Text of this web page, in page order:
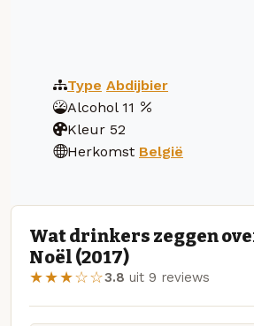
Type Abdijbier
Alcohol 11
Kleur 52
Herkomst België
Wat drinkers zeggen
Noël (2017)
★★★☆☆3.8 uit 9 reviews